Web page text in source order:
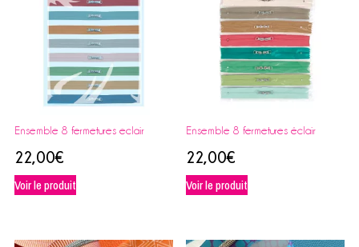
Ensemble 8 fermetures eclair
22,00€
Voir le produit
Ensemble 8 fermetures éclair
22,00€
Voir le produit